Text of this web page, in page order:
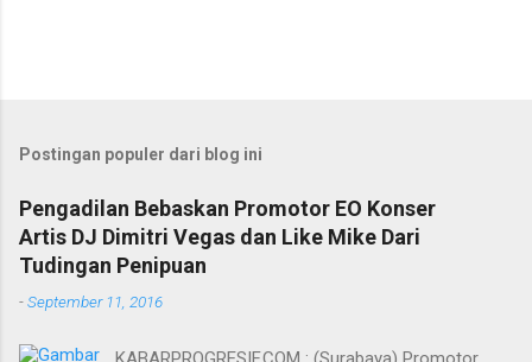
Postingan populer dari blog ini
Pengadilan Bebaskan Promotor EO Konser
Artis DJ Dimitri Vegas dan Like Mike Dari
Tudingan Penipuan
-September 11, 2016